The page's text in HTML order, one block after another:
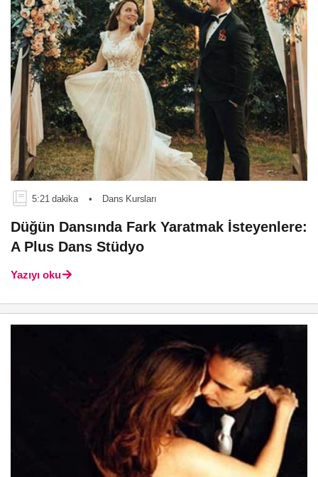
5:21 dakika • Dans Kursları
Düğün Dansında Fark Yaratmak İsteyenlere:
A Plus Dans Stüdyo
Yazıyı oku